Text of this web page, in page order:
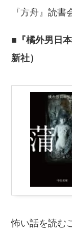
『方舟』読書
■『橘外男日
新社）
怖い話を読む